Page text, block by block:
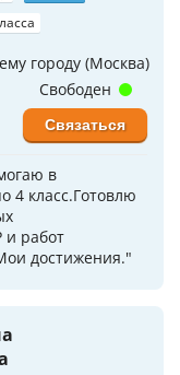
городу (Москва)
в
4 класс.Готовлю
и работ
достижения."
Свободен
Связаться